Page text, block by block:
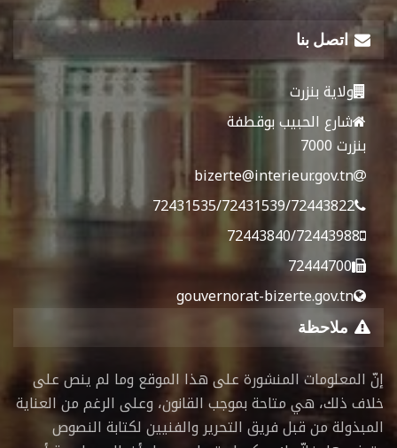
اتصل بنا
ولاية بنزرت
شارع الحبيب بوقطفة
بنزرت 7000
bizerte@interieur.gov.tn
72431535/72431539/72443822
72443840/72443988
72444700
gouvernorat-bizerte.gov.tn
ملاحظة
إنّ المعلومات المنشورة على هذا الموقع وما لم ينص على
خلاف ذلك، هي متاحة بموجب القانون، وعلى الرغم من العناية
المبذولة من قبل فريق التحرير والفنيين لكتابة النصوص